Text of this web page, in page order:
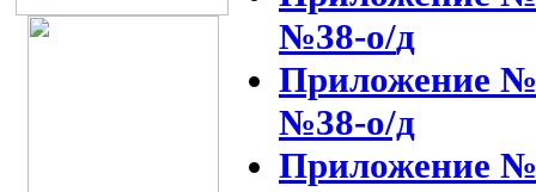
№38-о/д
Приложение
№38-о/д
Приложение